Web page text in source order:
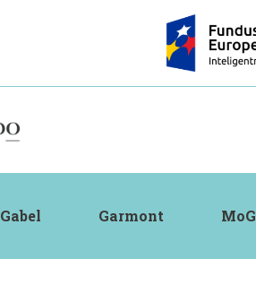
Gabel Garmont MoG